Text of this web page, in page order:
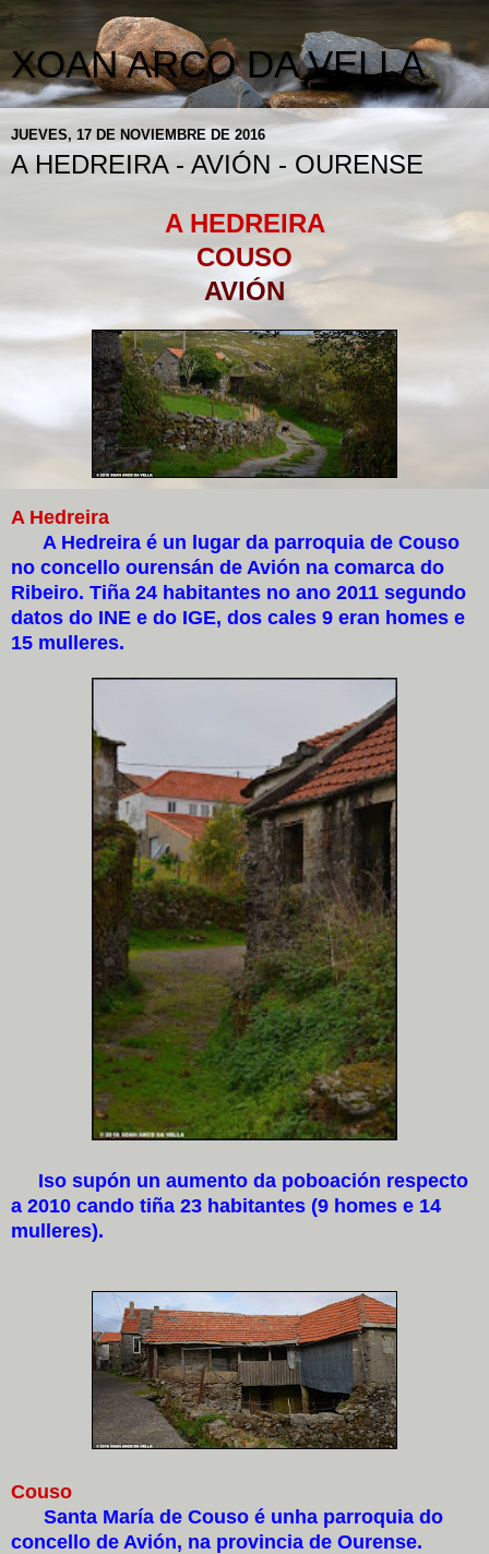
XOAN ARCO DA VELLA
JUEVES, 17 DE NOVIEMBRE DE 2016
A HEDREIRA - AVIÓN - OURENSE
A HEDREIRA
COUSO
AVIÓN
A Hedreira
A Hedreira é un lugar da parroquia de Couso
no concello ourensán de Avión na comarca do
Ribeiro. Tiña 24 habitantes no ano 2011 segundo
datos do INE e do IGE, dos cales 9 eran homes e
15 mulleres.
Iso supón un aumento da poboación respecto
a 2010 cando tiña 23 habitantes (9 homes e 14
mulleres).
Couso
Santa María de Couso é unha parroquia do
concello de Avión, na provincia de Ourense.